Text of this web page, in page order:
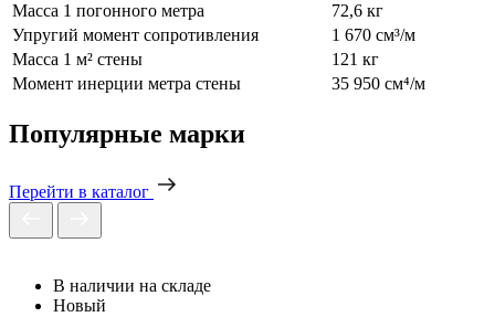
Масса 1 погонного метра
72,6 кг
Упругий момент сопротивления
1 670 см³/м
Масса 1 м² стены
121 кг
Момент инерции метра стены
35 950 см⁴/м
Популярные марки
Перейти в каталог
В наличии на складе
Новый